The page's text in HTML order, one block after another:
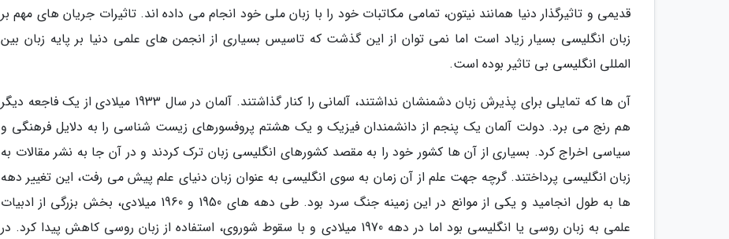
قدیمی و تاثیرگذار دنیا همانند نیتون، تمامی مکاتبات خود را با زبان ملی خود انجام می داده اند. تاثیرات جریان های مهم بر
زبان انگلیسی بسیار زیاد است اما نمی توان از این گذشت که تاسیس بسیاری از انجمن های علمی دنیا بر پایه زبان بین
المللی انگلیسی بی تاثیر بوده است.
آن ها که تمایلی برای پذیرش زبان دشمنشان نداشتند، آلمانی را کنار گذاشتند. آلمان در سال 1933 میلادی از یک فاجعه دیگر
هم رنج می برد. دولت آلمان یک پنجم از دانشمندان فیزیک و یک هشتم پروفسورهای زیست شناسی را به دلایل فرهنگی و
سیاسی اخراج کرد. بسیاری از آن ها کشور خود را به مقصد کشورهای انگلیسی زبان ترک کردند و در آن جا به نشر مقالات به
زبان انگلیسی پرداختند. گرچه جهت علم از آن زمان به سوی انگلیسی به عنوان زبان دنیای علم پیش می رفت، این تغییر دهه
ها به طول انجامید و یکی از موانع در این زمینه جنگ سرد بود. طی دهه های 1950 و 1960 میلادی، بخش بزرگی از ادبیات
علمی به زبان روسی یا انگلیسی بود اما در دهه 1970 میلادی و با سقوط شوروی، استفاده از زبان روسی کاهش پیدا کرد. در